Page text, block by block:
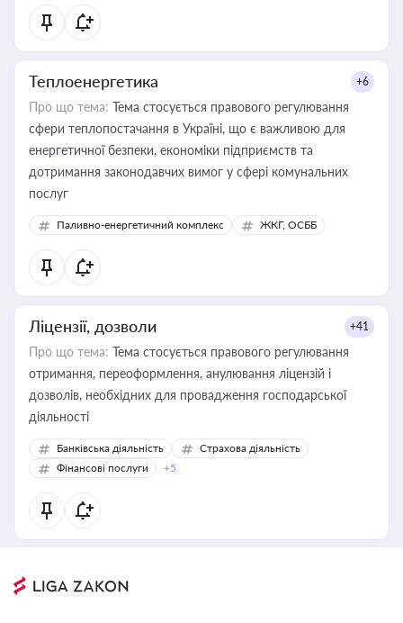
Теплоенергетика +6
Про що тема: Тема стосується правового регулювання
сфери теплопостачання в Україні, що є важливою для
енергетичної безпеки, економіки підприємств та
дотримання законодавчих вимог у сфері комунальних
послуг
Паливно-енергетичний комплекс ЖКГ, ОСББ
Ліцензії, дозволи +41
Про що тема: Тема стосується правового регулювання
отримання, переоформлення, анулювання ліцензій і
дозволів, необхідних для провадження господарської
діяльності
Банківська діяльність
Страхова діяльність
Фінансові послуги
+5